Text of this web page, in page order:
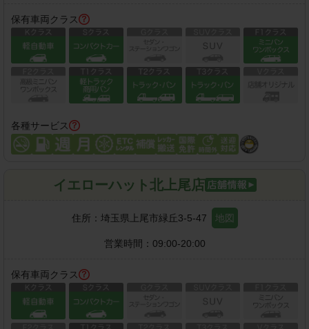
保有車両クラス
各種サービス
イエローハット北上尾店
住所： 埼玉県上尾市緑丘3-5-47 地図
営業時間： 09:00-20:00
保有車両クラス